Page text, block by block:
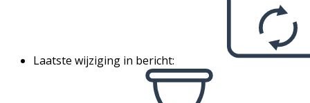
Laatste wijziging in bericht: